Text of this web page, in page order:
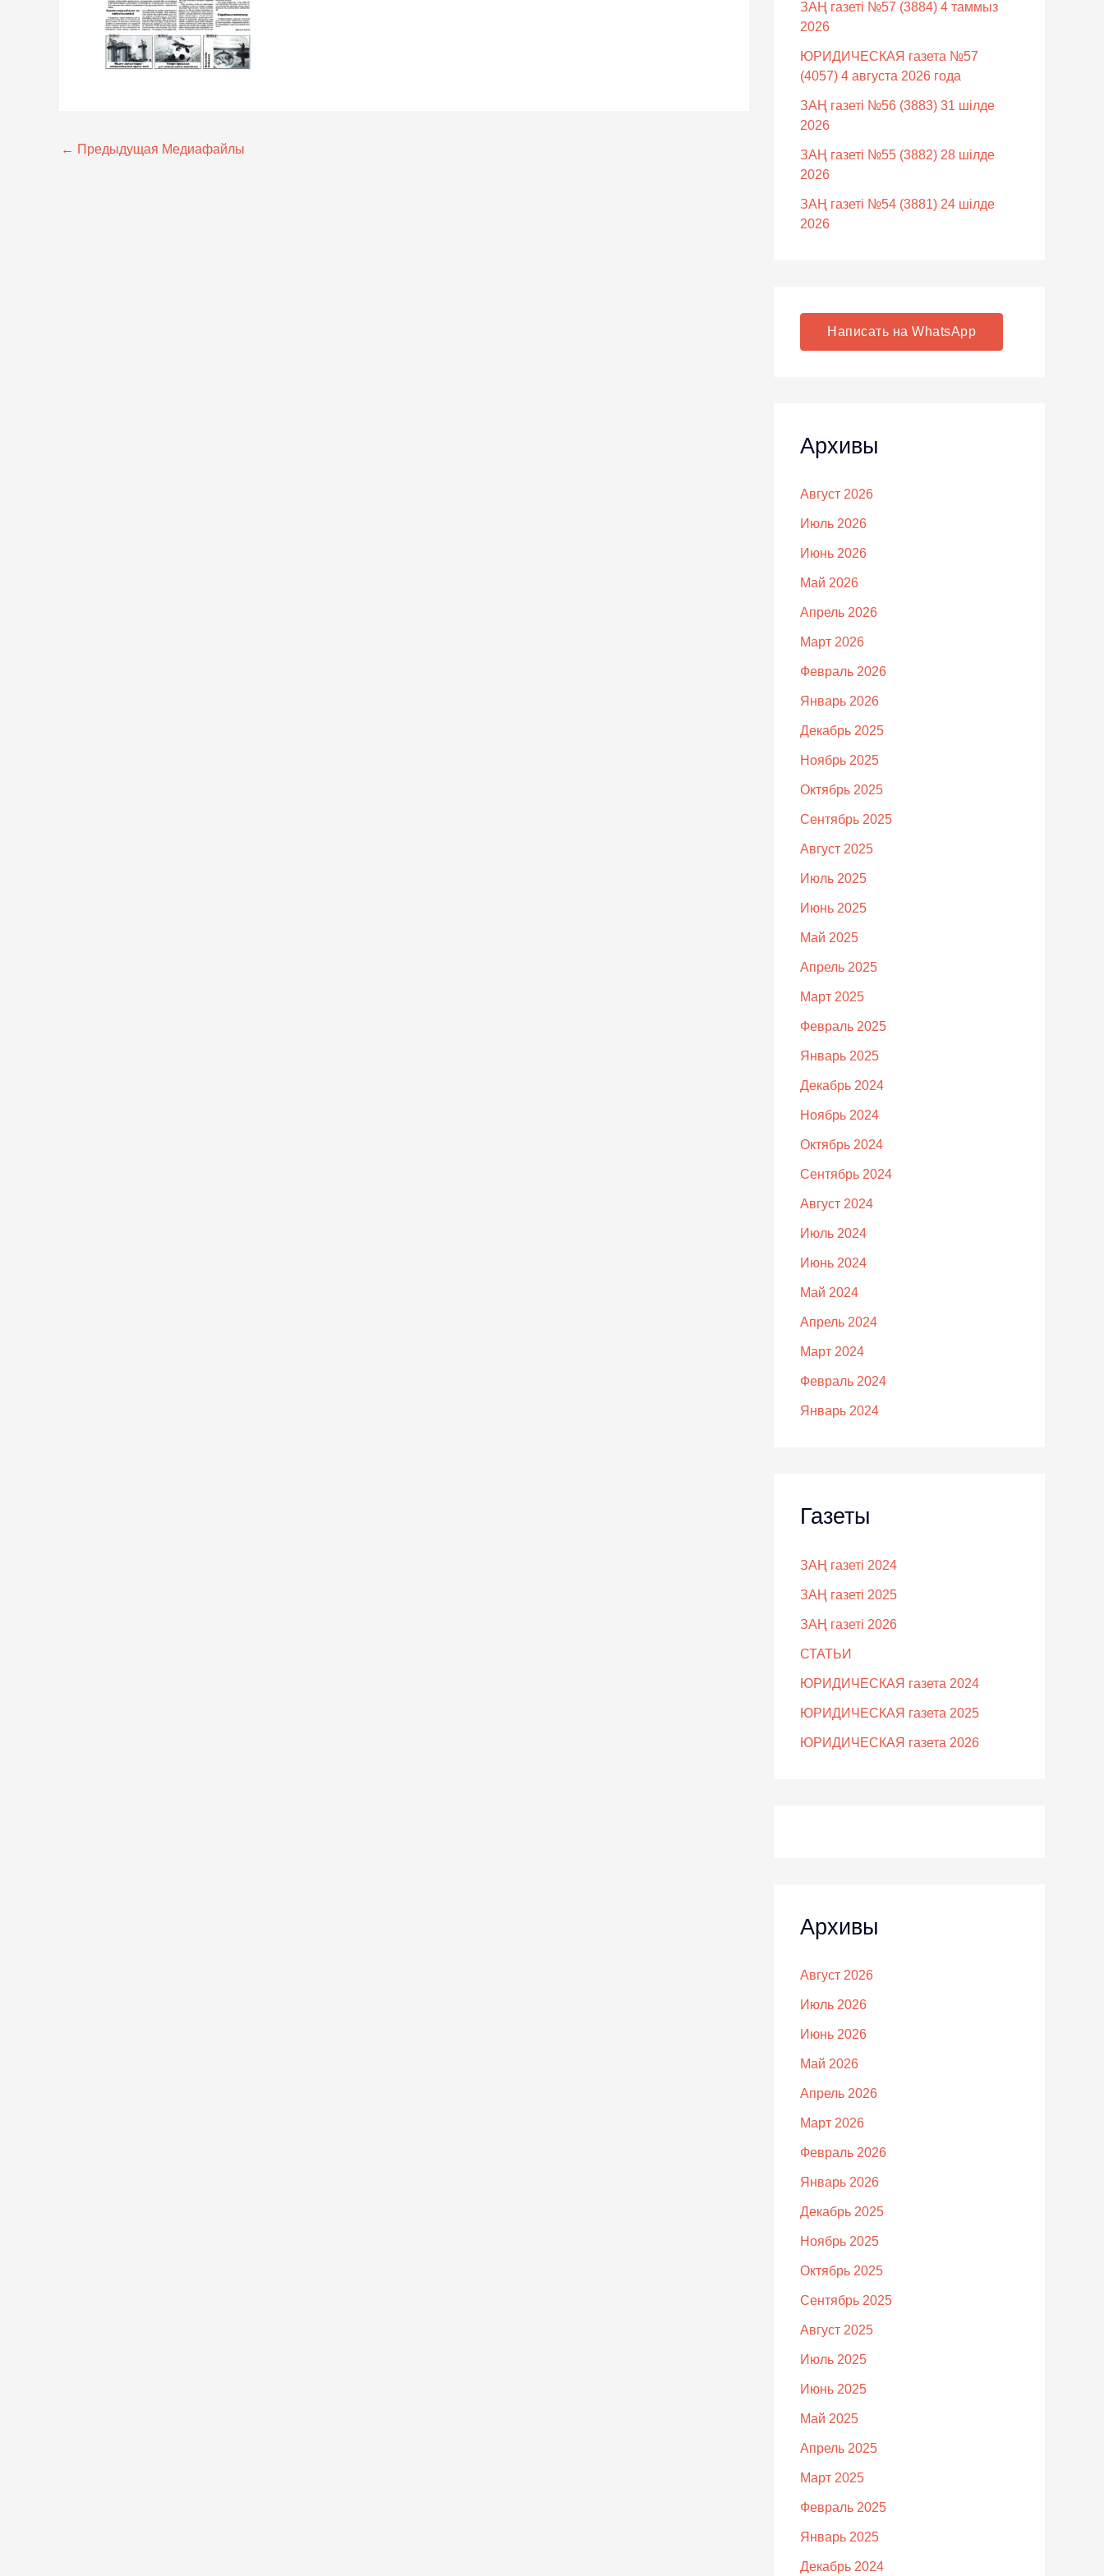
← Предыдущая Медиафайлы
ЗАҢ газеті №57 (3884) 4 таммыз
2026
ЮРИДИЧЕСКАЯ газета №57
(4057) 4 августа 2026 года
ЗАҢ газеті №56 (3883) 31 шілде
2026
ЗАҢ газеті №55 (3882) 28 шілде
2026
ЗАҢ газеті №54 (3881) 24 шілде
2026
Написать на WhatsApp
Архивы
Август 2026
Июль 2026
Июнь 2026
Май 2026
Апрель 2026
Март 2026
Февраль 2026
Январь 2026
Декабрь 2025
Ноябрь 2025
Октябрь 2025
Сентябрь 2025
Август 2025
Июль 2025
Июнь 2025
Май 2025
Апрель 2025
Март 2025
Февраль 2025
Январь 2025
Декабрь 2024
Ноябрь 2024
Октябрь 2024
Сентябрь 2024
Август 2024
Июль 2024
Июнь 2024
Май 2024
Апрель 2024
Март 2024
Февраль 2024
Январь 2024
Газеты
ЗАҢ газеті 2024
ЗАҢ газеті 2025
ЗАҢ газеті 2026
СТАТЬИ
ЮРИДИЧЕСКАЯ газета 2024
ЮРИДИЧЕСКАЯ газета 2025
ЮРИДИЧЕСКАЯ газета 2026
Архивы
Август 2026
Июль 2026
Июнь 2026
Май 2026
Апрель 2026
Март 2026
Февраль 2026
Январь 2026
Декабрь 2025
Ноябрь 2025
Октябрь 2025
Сентябрь 2025
Август 2025
Июль 2025
Июнь 2025
Май 2025
Апрель 2025
Март 2025
Февраль 2025
Январь 2025
Декабрь 2024